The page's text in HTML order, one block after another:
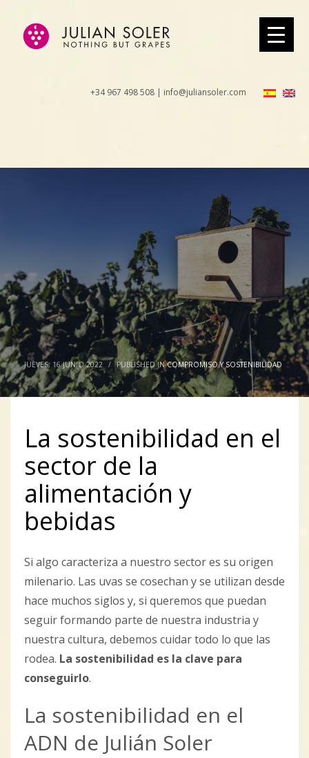
+34 967 498 508 | info@juliansoler.com
JUEVES, 16 JUNIO 2022 / PUBLISHED INCOMPROMISO Y SOSTENIBILIDAD
La sostenibilidad en el
sector de la
alimentación y
bebidas
Si algo caracteriza a nuestro sector es su origen
milenario. Las uvas se cosechan y se utilizan desde
hace muchos siglos y, si queremos que puedan
seguir formando parte de nuestra industria y
nuestra cultura, debemos cuidar todo lo que las
rodea. La sostenibilidad es la clave para
conseguirlo.
La sostenibilidad en el
ADN de Julián Soler